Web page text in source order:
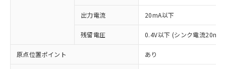
出力電流 20mA以下
残留電圧 0.4V以下 (シンク電流20mA
原点位置ポイント あり